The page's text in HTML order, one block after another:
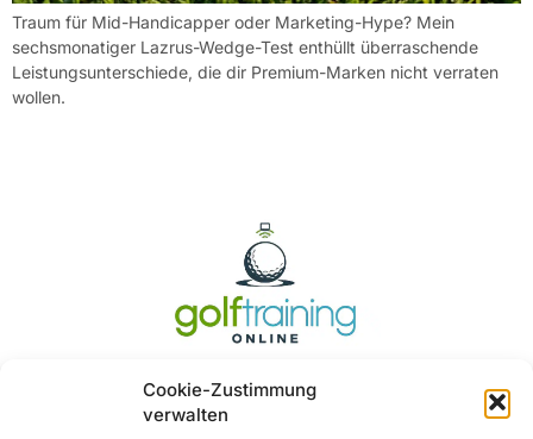
Cookie-Zustimmung
verwalten
Traum für Mid-Handicapper oder Marketing-Hype? Mein
sechsmonatiger Lazrus-Wedge-Test enthüllt überraschende
Leistungsunterschiede, die dir Premium-Marken nicht verraten
wollen.